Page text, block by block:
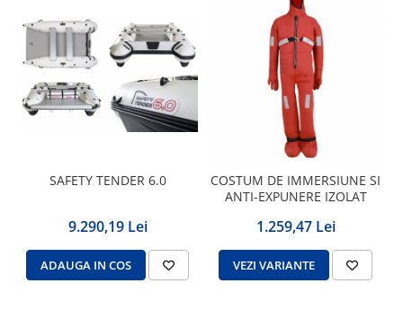
SAFETY TENDER 6.0
9.290,19 Lei
ADAUGA IN COS
COSTUM DE IMMERSIUNE SI
ANTI-EXPUNERE IZOLAT
1.259,47 Lei
VEZI VARIANTE